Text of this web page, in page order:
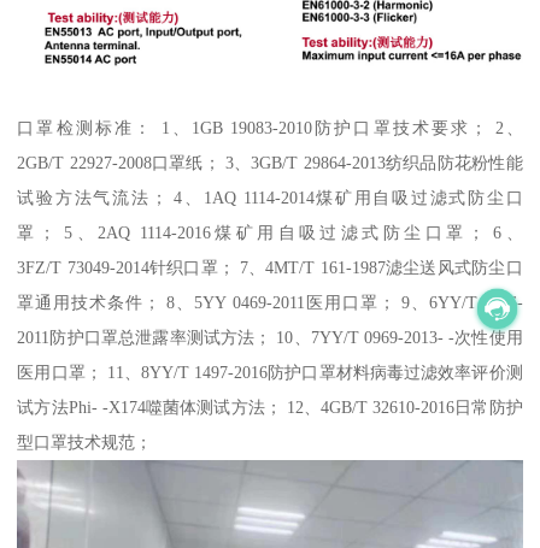
口罩检测标准： 1、1GB 19083-2010防护口罩技术要求； 2、
2GB/T 22927-2008口罩纸； 3、3GB/T 29864-2013纺织品防花粉性能
试验方法气流法； 4、1AQ 1114-2014煤矿用自吸过滤式防尘口
罩； 5、2AQ 1114-2016煤矿用自吸过滤式防尘口罩； 6、
3FZ/T 73049-2014针织口罩； 7、4MT/T 161-1987滤尘送风式防尘口
罩通用技术条件； 8、5YY 0469-2011医用口罩； 9、6YY/T 0866-
2011防护口罩总泄露率测试方法； 10、7YY/T 0969-2013- -次性使用
医用口罩； 11、8YY/T 1497-2016防护口罩材料病毒过滤效率评价测
试方法Phi- -X174噬菌体测试方法； 12、4GB/T 32610-2016日常防护
型口罩技术规范；